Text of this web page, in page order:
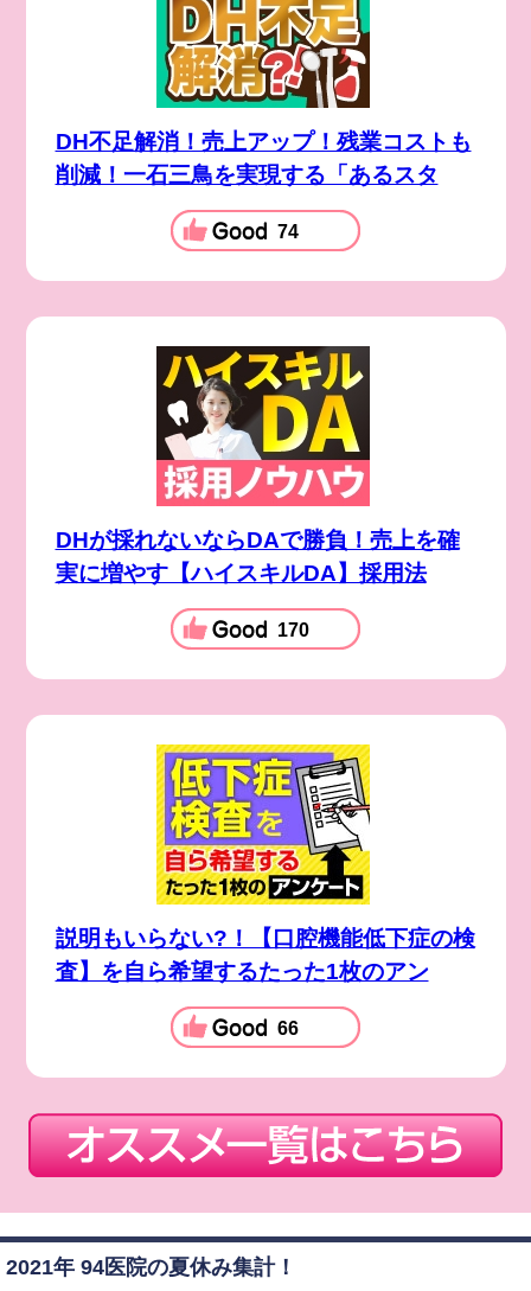
DH不足解消！売上アップ！残業コストも
削減！一石三鳥を実現する「あるスタ
74
DHが採れないならDAで勝負！売上を確
実に増やす【ハイスキルDA】採用法
170
説明もいらない?！【口腔機能低下症の検
査】を自ら希望するたった1枚のアン
66
2021年 94医院の夏休み集計！